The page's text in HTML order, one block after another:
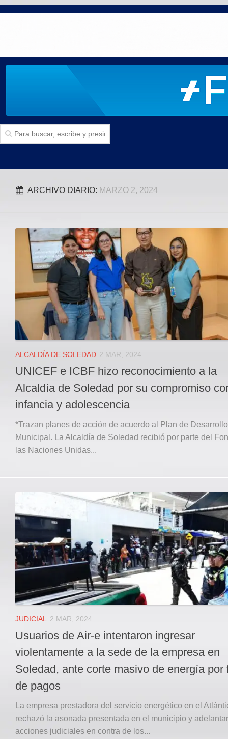
SECCIONES
Politica
Local
Deportes
JUDICIAL
ÁREA METROPOLITANA
REGIONAL
DEPARTAMENTAL
Internacional
Registro ISSN: 2711-3299
ARCHIVO DIARIO: MARZO 2, 2024
ALCALDÍA DE SOLEDAD 2 MAR, 2024
UNICEF e ICBF hizo reconocimiento a la
Alcaldía de Soledad por su compromiso
infancia y adolescencia
*Trazan planes de acción de acuerdo al Plan de Desarrollo
Municipal. La Alcaldía de Soledad recibió por parte del
las Naciones Unidas...
JUDICIAL 2 MAR, 2024
Usuarios de Air-e intentaron ingresar
violentamente a la sede de la empresa en
Soledad, ante corte masivo de energía por
de pagos
La empresa prestadora del servicio energético en el
rechazó la asonada presentada en el municipio y
acciones judiciales en contra de los...